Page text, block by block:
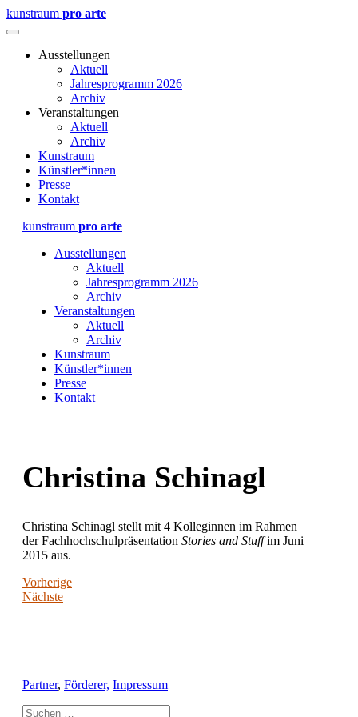
kunstraum pro arte
Ausstellungen
Aktuell
Jahresprogramm 2026
Archiv
Veranstaltungen
Aktuell
Archiv
Kunstraum
Künstler*innen
Presse
Kontakt
kunstraum pro arte
Ausstellungen
Aktuell
Jahresprogramm 2026
Archiv
Veranstaltungen
Aktuell
Archiv
Kunstraum
Künstler*innen
Presse
Kontakt
Christina Schinagl
Christina Schinagl stellt mit 4 Kolleginnen im Rahmen
der Fachhochschulpräsentation Stories and Stuffim Juni
2015 aus.
Vorherige
Nächste
Partner, Förderer, Impressum